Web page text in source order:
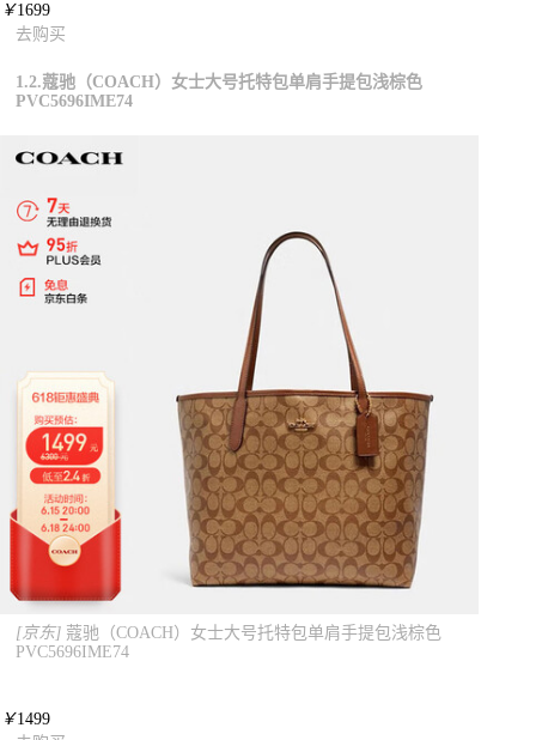
￥1699
去购买
1.2.蔻驰（COACH）女士大号托特包单肩手提包浅棕色
PVC5696IME74
[京东] 蔻驰（COACH）女士大号托特包单肩手提包浅棕色
PVC5696IME74
￥1499